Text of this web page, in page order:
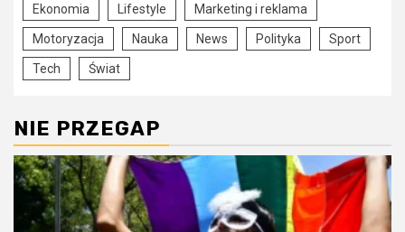
Ekonomia Lifestyle Marketing i reklama
Motoryzacja Nauka News Polityka Sport
Tech Świat
NIE PRZEGAP